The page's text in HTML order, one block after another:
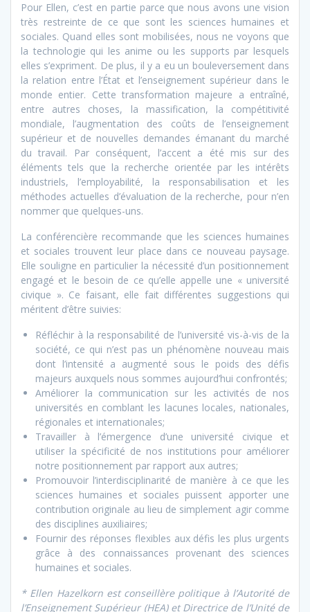
Pour Ellen, c’est en partie parce que nous avons une vision
très restreinte de ce que sont les sciences humaines et
sociales. Quand elles sont mobilisées, nous ne voyons que
la technologie qui les anime ou les supports par lesquels
elles s’expriment. De plus, il y a eu un bouleversement dans
la relation entre l’État et l’enseignement supérieur dans le
monde entier. Cette transformation majeure a entraîné,
entre autres choses, la massification, la compétitivité
mondiale, l’augmentation des coûts de l’enseignement
supérieur et de nouvelles demandes émanant du marché
du travail. Par conséquent, l’accent a été mis sur des
éléments tels que la recherche orientée par les intérêts
industriels, l’employabilité, la responsabilisation et les
méthodes actuelles d’évaluation de la recherche, pour n’en
nommer que quelques-uns.
La conférencière recommande que les sciences humaines
et sociales trouvent leur place dans ce nouveau paysage.
Elle souligne en particulier la nécessité d’un positionnement
engagé et le besoin de ce qu’elle appelle une « université
civique ». Ce faisant, elle fait différentes suggestions qui
méritent d’être suivies:
Réfléchir à la responsabilité de l’université vis-à-vis de la
société, ce qui n’est pas un phénomène nouveau mais
dont l’intensité a augmenté sous le poids des défis
majeurs auxquels nous sommes aujourd’hui confrontés;
Améliorer la communication sur les activités de nos
universités en comblant les lacunes locales, nationales,
régionales et internationales;
Travailler à l’émergence d’une université civique et
utiliser la spécificité de nos institutions pour améliorer
notre positionnement par rapport aux autres;
Promouvoir l’interdisciplinarité de manière à ce que les
sciences humaines et sociales puissent apporter une
contribution originale au lieu de simplement agir comme
des disciplines auxiliaires;
Fournir des réponses flexibles aux défis les plus urgents
grâce à des connaissances provenant des sciences
humaines et sociales.
* Ellen Hazelkorn est conseillère politique à l’Autorité de
l’Enseignement Supérieur (HEA) et Directrice de l’Unité de